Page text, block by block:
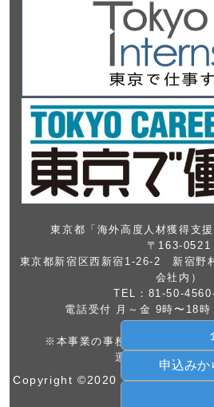
申込みか
東京都「海外高度人材獲得支
〒163-0521
東京都新宿区西新宿1-26-2 新宿野
会社内）
TEL：81-50-
電話受付 月～金 9時〜18時
祝日年末年始を
※本事業の事務局は、東京都よ
運営を委託してお
Copyright ©2020 Tokyo
Rights